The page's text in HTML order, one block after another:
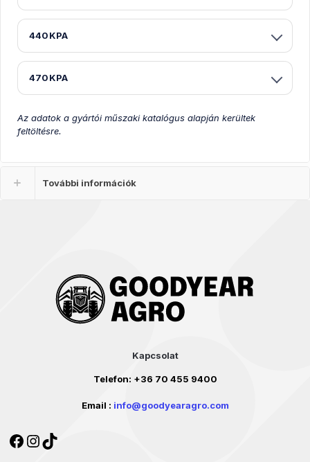
440KPA
470KPA
Az adatok a gyártói műszaki katalógus alapján kerültek
feltöltésre.
További információk
Kapcsolat
Telefon: +36 70 455 9400
Email : info@goodyearagro.com
Facebook
Instagram
TikTok